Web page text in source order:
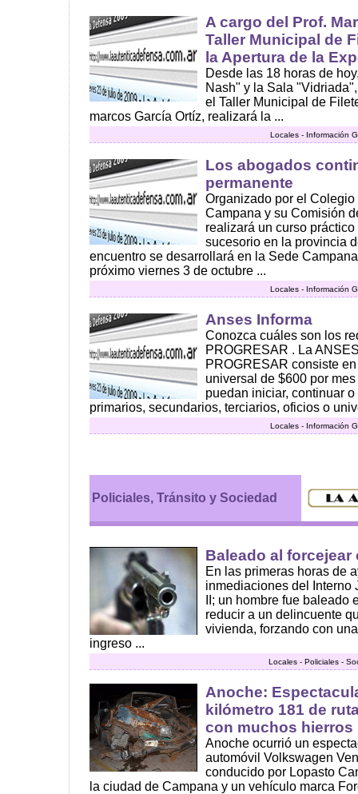
A cargo del Prof.
Taller Municipal de
la Apertura de la
Desde las 18 horas de
Nash" y la Sala
el Taller Municipal de
marcos García Ortíz, realizará la ...
Locales - Información
Los abogados
permanente
Organizado por el
Campana y su Comisión
realizará un curso
sucesorio en la provincia
encuentro se desarrollará en la Sede
próximo viernes 3 de octubre ...
Locales - Información
Anses Informa
Conozca cuáles son los
PROGRESAR . La
PROGRESAR consiste
universal de $600 por
puedan iniciar, continuar
primarios, secundarios, terciarios, oficios o
Locales - Información
Policiales, Tránsito y Sociedad
Baleado al
En las primeras horas de
inmediaciones del Interno
II; un hombre fue
reducir a un delincuente
vivienda, forzando con
ingreso ...
Locales - Policiales -
Anoche:
kilómetro 181 de
con muchos hierros
Anoche ocurrió un
automóvil Volkswagen
conducido por Lopasto
la ciudad de Campana y un vehículo marca